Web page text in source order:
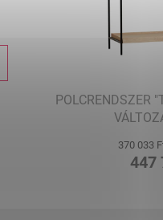
POLCRENDSZER
370 033
447